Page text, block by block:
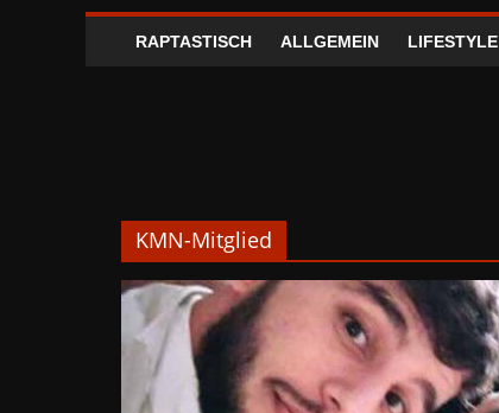
RAPTASTISCH ALLGEMEIN LIFESTYLE
KMN-Mitglied